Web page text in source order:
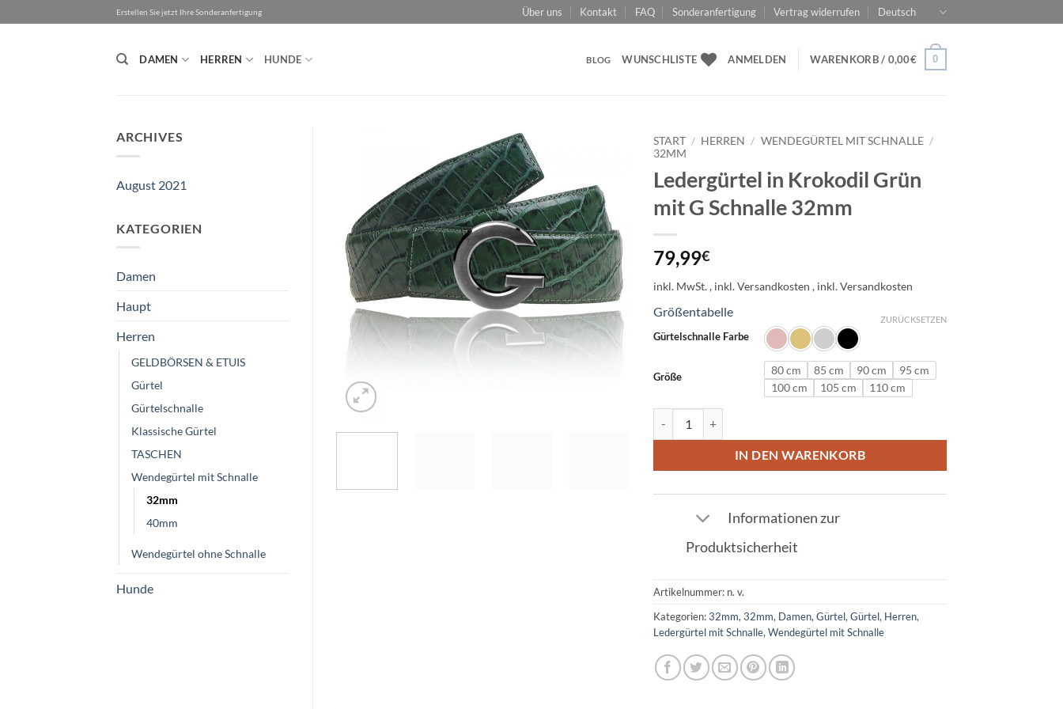
Inhalt
Erstellen Sie jetzt Ihre Sonderanfertigung Über uns Kontakt FAQ Sonderanfertigung Vertrag widerrufen Deutsch
DAMEN HERREN HUNDE BLOG WUNSCHLISTE ANMELDEN WARENKORB / 0,00€ 0
ARCHIVES
August 2021
KATEGORIEN
Damen
Haupt
Herren
GELDBÖRSEN & ETUIS
Gürtel
Gürtelschnalle
Klassische Gürtel
TASCHEN
Wendegürtel mit Schnalle
32mm
40mm
Wendegürtel ohne Schnalle
Hunde
wishlist
START / HERREN / WENDEGÜRTEL MIT SCHNALLE /
32MM
Ledergürtel in Krokodil Grün
mit G Schnalle 32mm
79,99€
inkl. MwSt.
Größentabelle
Gürtelschnalle Farbe
Größe 80 cm 85 cm 90 cm
95 cm
100 cm
105 cm 110 cm
ZURÜCKSETZEN
IN DEN WARENKORB
Informationen zur
Produktsicherheit
Artikelnummer: n. v.
Kategorien:32mm,32mm, Damen,Gürtel,Gürtel, Herren,
Ledergürtel mit Schnalle,Wendegürtel mit Schnalle